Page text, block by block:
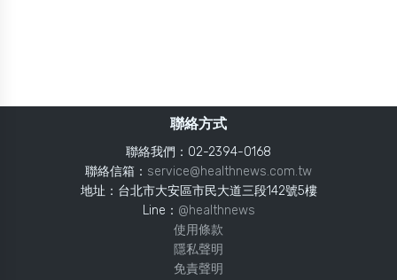
聯絡方式
聯絡我們：02-2394-0168
聯絡信箱： service@healthnews.com.tw
地址：台北市大安區市民大道三段142號5樓
Line： @healthnews
使用條款
隱私聲明
免責聲明